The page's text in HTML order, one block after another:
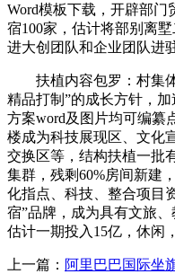
Word模板下载，开辟部
宿100家，估计将部别离
进大创团队和企业团队进
扶植内容包罗：村集体
精品打制”的成长方针，
方案word及图片均可编纂
楼成为科技展现区、文化
交换区等，结构扶植一批
集群，残剩60%房间新建
化指点、科技、整合项目
宿”品牌，成为具有文旅
估计一期投入15亿，休闲
上一篇： 阿里巴巴国际坐